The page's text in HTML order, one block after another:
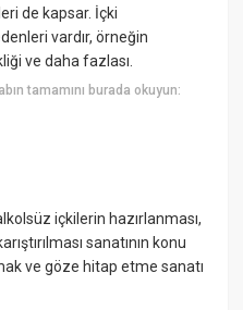
de kapsar. İçki
vardır, örneğin
ve daha fazlası.
tamamını burada okuyun:
içkilerin hazırlanması,
sanatının konu
ve göze hitap etme sanatı